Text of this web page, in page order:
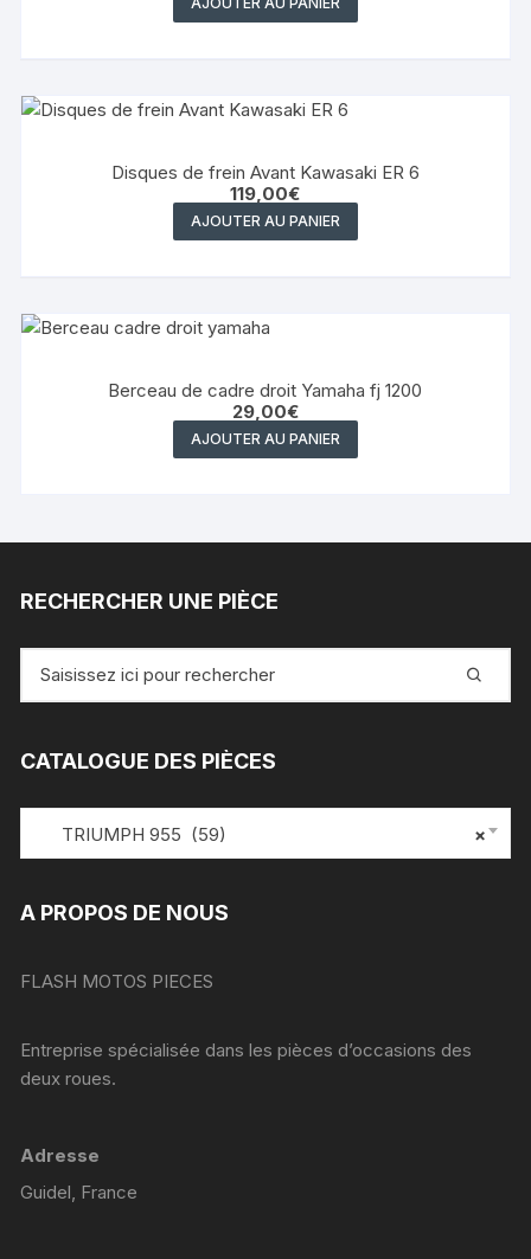
Disques de frein Avant Kawasaki ER 6
119,00€
AJOUTER AU PANIER
Berceau de cadre droit Yamaha fj 1200
29,00€
AJOUTER AU PANIER
RECHERCHER UNE PIÈCE
pour
CATALOGUE DES PIÈCES
×
TRIUMPH 955 (59)
A PROPOS DE NOUS
FLASH MOTOS PIECES
Entreprise spécialisée dans les pièces d’occasions des
deux roues.
Adresse
Guidel, France